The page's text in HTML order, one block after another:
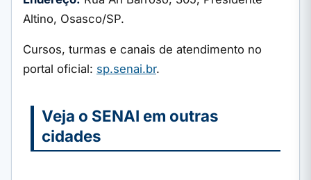
Altino, Osasco/SP.
Cursos, turmas e canais de atendimento no
portal oficial: sp.senai.br.
Veja o SENAI em outras
cidades